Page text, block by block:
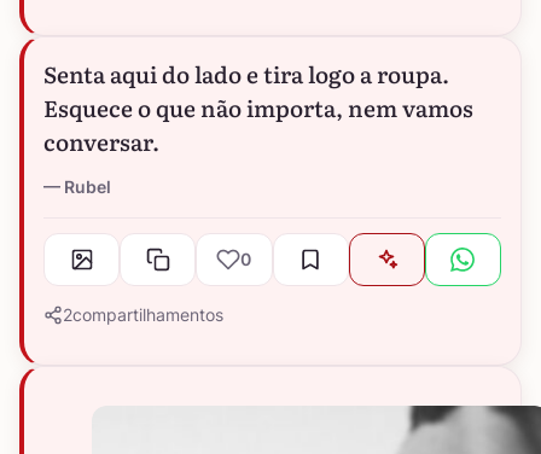
Senta aqui do lado e tira logo a roupa.
Esquece o que não importa, nem vamos
conversar.
Rubel
0
2compartilhamentos